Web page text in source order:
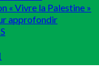
« Vivre la Palestine »
approfondir